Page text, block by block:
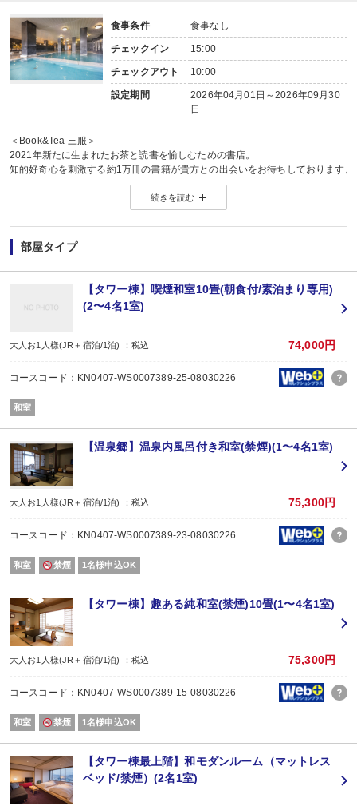
食事条件 食事なし
チェックイン 15:00
チェックアウト 10:00
設定期間
2026年04月01日～2026年09月30
日
＜Book&Tea 三服＞
2021年新たに生まれたお茶と読書を愉しむための書店。
知的好奇心を刺激する約1万冊の書籍が貴方との出会いをお待ちしております。
※ご宿泊者の方はお席料は無料です。
＜副島園本店＞
一家相伝。
嬉野の地で100年超うれしの茶を栽培し四代続く茶農家、副島園の茶葉販売の
茶寮カウンターでは、希少茶葉をお客様の目の前でお淹れいたします。
営業時間/10：00～19：00(ラストオーダー18：30)
＜創香室体験＞
創香体験は事前のご予約が必要となりますので、宿にお問合せください。
＜副島園 the BAR＞
本格的なうれしの茶を楽しめる場所を作りたい、という想いから茶農家自ら茶
洗練されたBAR空間で、お茶のことを知り尽くした茶農家が、お茶の旨味を存
営業時間/ 20：00～24：30(ラストオーダー24：00)
※毎週火曜日定休
＜大浴場＞
島根県「斐乃上温泉」、栃木県「喜連川温泉」と共に、「日本三大美肌の湯」
自家源泉から直接温泉を注いでおり、豊かなお湯でゆったりと疲れを癒してい
＜ご注意ください＞
■客室への移動は段差がございます。
■お車でご来館の場合は本館正面の駐車場をご利用ください。(宿泊者無料）
■翌日のチェックアウトが大変混み合いますので、ご宿泊日当日のご精算をお
■ご到着が20：00を過ぎる場合は先に寝具は敷かせて頂きます。
【添い寝のお子様について】幼児（食事・布団なし）施設使用料1,100円現地
続きを読む
部屋タイプ
【タワー棟】喫煙和室10畳(朝食付/素泊まり専用)
(2〜4名1室)
大人お1人様(JR＋宿泊/1泊) ：税込 74,000円
コースコード：KN0407-WS0007389-25-08030226
和室
【温泉郷】温泉内風呂付き和室(禁煙)(1〜4名1室)
大人お1人様(JR＋宿泊/1泊) ：税込 75,300円
コースコード：KN0407-WS0007389-23-08030226
和室 禁煙 1名様申込OK
【タワー棟】趣ある純和室(禁煙)10畳(1〜4名1室)
大人お1人様(JR＋宿泊/1泊) ：税込 75,300円
コースコード：KN0407-WS0007389-15-08030226
和室 禁煙 1名様申込OK
【タワー棟最上階】和モダンルーム（マットレス
ベッド/禁煙）(2名1室)